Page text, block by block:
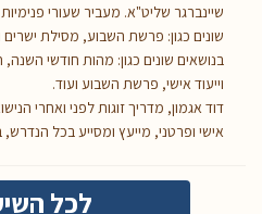
שיינברגר שליט"א. מעביר שעורי
שונים כגון: פרשת השבוע, מסילת
בנושאים שונים כגון: מהות חודשי השנה,
וייעוד אישי, פרשת השבוע ועוד.
דוד אגמון, מדריך זוגות לפני ואחרי
אישי ופרטני, מייעץ ומסייע בכל
לכל